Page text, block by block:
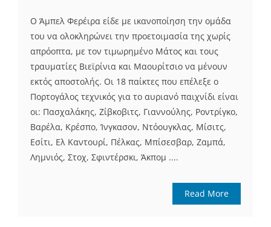
Ο Άμπελ Φερέιρα είδε με ικανοποίηση την ομάδα
του να ολοκληρώνει την προετοιμασία της χωρίς
απρόοπτα, με τον τιμωρημένο Μάτος και τους
τραυματίες Βιεϊρίνια και Μαουρίτσιο να μένουν
εκτός αποστολής. Οι 18 παίκτες που επέλεξε ο
Πορτογάλος τεχνικός για το αυριανό παιχνίδι είναι
οι: Πασχαλάκης, Ζίβκοβιτς, Γιαννούλης, Ροντρίγκο,
Βαρέλα, Κρέσπο, Ίνγκασον, Ντόουγκλας, Μίσιτς,
Εσίτι, Ελ Καντουρί, Πέλκας, Μπίσεσβαρ, Ζαμπά,
Λημνιός, Στοχ, Σφιντέρσκι, Άκπομ ....
Read More